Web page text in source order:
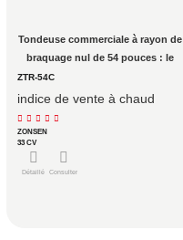
Tondeuse commerciale à rayon de
braquage nul de 54 pouces : le
point idéal de productivité pour
les équipes commerciales
ZTR-54C
indice de vente à chaud
ZONSEN
33 CV
Détaillé Consulter